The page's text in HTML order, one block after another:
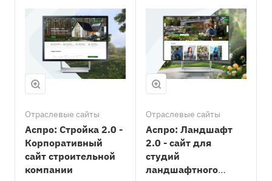
Отраслевые сайты
Аспро: Стройка 2.0 -
Корпоративный
сайт строительной
компании
Отраслевые сайты
Аспро: Ландшафт
2.0 - сайт для
студий
ландшафтного